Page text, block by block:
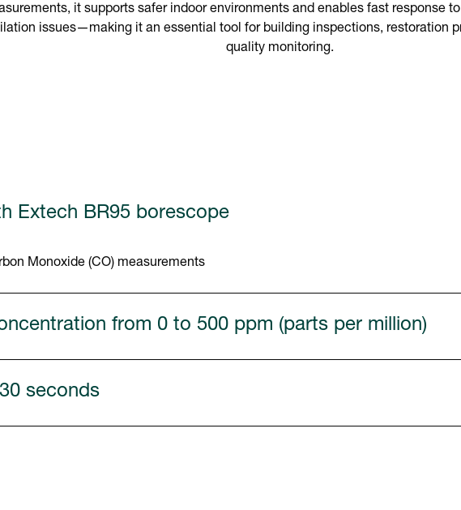
it supports safer indoor environments and enables fast response
issues—making it an essential tool for building inspections, restoration
quality monitoring.
Extech BR95 borescope
Monoxide (CO) measurements
from 0 to 500 ppm (parts per million)
seconds